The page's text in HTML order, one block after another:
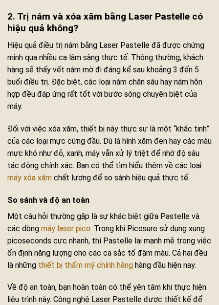
2. Trị nám và xóa xăm bằng Laser Pastelle có
hiệu quả không?
Hiệu quả điều trị nám bằng Laser Pastelle đã được chứng
minh qua nhiều ca lâm sàng thực tế. Thông thường, khách
hàng sẽ thấy vết nám mờ đi đáng kể sau khoảng 3 đến 5
buổi điều trị. Đặc biệt, các loại nám chân sâu hay nám hỗn
hợp đều đáp ứng rất tốt với bước sóng chuyên biệt của
máy.
Đối với việc xóa xăm, thiết bị này thực sự là một “khắc tinh”
của các loại mực cứng đầu. Dù là hình xăm đen hay các màu
mực khó như đỏ, xanh, máy vẫn xử lý triệt để nhờ độ sâu
tác động chính xác. Bạn có thể tìm hiểu thêm về các loại
máy xóa xăm chất lượng để so sánh hiệu quả thực tế.
So sánh và độ an toàn
Một câu hỏi thường gặp là sự khác biệt giữa Pastelle và
các dòng máy laser pico. Trong khi Picosure sử dụng xung
picoseconds cực nhanh, thì Pastelle lại mạnh mẽ trong việc
ổn định năng lượng cho các ca sắc tố đậm màu. Cả hai đều
là những thiết bị thẩm mỹ chính hãng hàng đầu hiện nay.
Về độ an toàn, bạn hoàn toàn có thể yên tâm khi thực hiện
liệu trình này. Công nghệ Laser Pastelle được thiết kế để